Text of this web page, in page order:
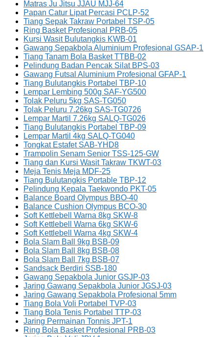
Matras Ju Jitsu JJAU MJJ-64
Papan Catur Lipat Percasi PCLP-52
Tiang Sepak Takraw Portabel TSP-05
Ring Basket Profesional PRB-05
Kursi Wasit Bulutangkis KWB-01
Gawang Sepakbola Aluminium Profesional GSAP-1
Tiang Tanam Bola Basket TTBB-02
Pelindung Badan Pencak Silat BPS-03
Gawang Futsal Aluminium Profesional GFAP-1
Tiang Bulutangkis Portabel TBP-10
Lempar Lembing 500g SAF-YG500
Tolak Peluru 5kg SAS-TG050
Tolak Peluru 7.26kg SAS-TG0726
Lempar Martil 7.26kg SALQ-TG026
Tiang Bulutangkis Portabel TBP-09
Lempar Martil 4kg SALQ-TG040
Tongkat Estafet SAB-YHD8
Trampolin Senam Senior TSS-125-GW
Tiang dan Kursi Wasit Takraw TKWT-03
Meja Tenis Meja MDF-25
Tiang Bulutangkis Portable TBP-12
Pelindung Kepala Taekwondo PKT-05
Balance Board Olympus BBO-40
Balance Cushion Olympus BCO-30
Soft Kettlebell Warna 8kg SKW-8
Soft Kettlebell Warna 6kg SKW-6
Soft Kettlebell Warna 4kg SKW-4
Bola Slam Ball 9kg BSB-09
Bola Slam Ball 8kg BSB-08
Bola Slam Ball 7kg BSB-07
Sandsack Berdiri SSB-180
Gawang Sepakbola Junior GSJP-03
Jaring Gawang Sepakbola Junior JGSJ-03
Jaring Gawang Sepakbola Profesional 5mm
Tiang Bola Voli Portabel TVP-03
Tiang Bola Tenis Portabel TTP-03
Jaring Permainan Tonnis JPT-1
Ring Bola Basket Profesional PRB-03